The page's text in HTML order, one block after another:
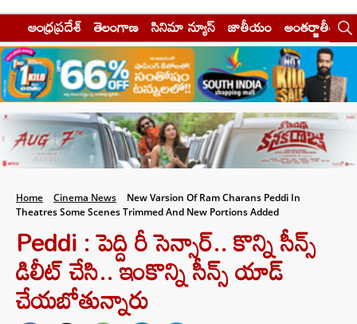
ఆంధ్రప్రదేశ్ తెలంగాణ సినిమా న్యూస్ జాతీయం అంతర్జాతీయం
Home Cinema News
New Varsion Of Ram Charans Peddi In
Theatres Some Scenes Trimmed And New Portions Added
Peddi : పెద్ది రీ సెన్సార్.. కొన్ని సీన్స్
డిలీట్ చేసి.. ఇంకొన్ని సీన్స్ యాడ్
చేయబోతున్నారు